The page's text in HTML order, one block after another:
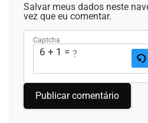
Salvar meus dados neste
vez que eu comentar.
Captcha
6 + 1 = ?